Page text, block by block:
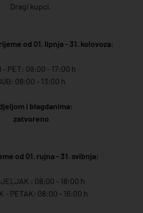
Dragi kupci,
od 01. lipnja - 31. kolovoza:
- PET: 08:00 - 17:00 h
08:00 - 13:00 h
i blagdanima:
zatvoreno
od 01. rujna - 31. svibnja:
: 08:00 - 18:00 h
- PETAK: 08:00 - 16:00 h